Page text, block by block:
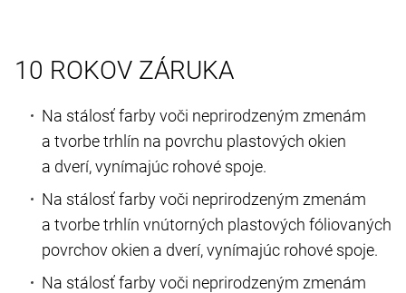
10 ROKOV ZÁRUKA
Na stálosť farby voči neprirodzeným zmenám
a tvorbe trhlín na povrchu plastových okien
a dverí, vynímajúc rohové spoje.
Na stálosť farby voči neprirodzeným zmenám
a tvorbe trhlín vnútorných plastových fóliovaných
povrchov okien a dverí, vynímajúc rohové spoje.
Na stálosť farby voči neprirodzeným zmenám